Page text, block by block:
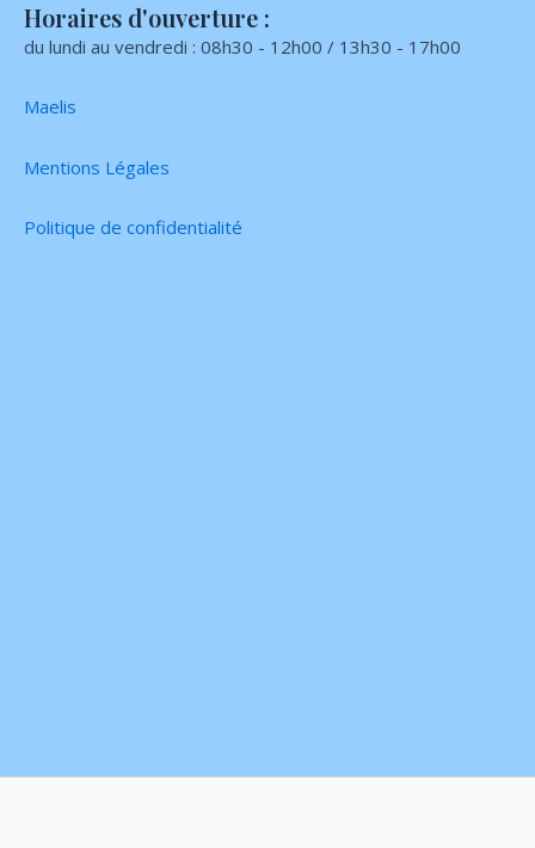
Horaires d'ouverture :
du lundi au vendredi : 08h30 - 12h00 / 13h30 - 17h00
Maelis
Mentions Légales
Politique de confidentialité